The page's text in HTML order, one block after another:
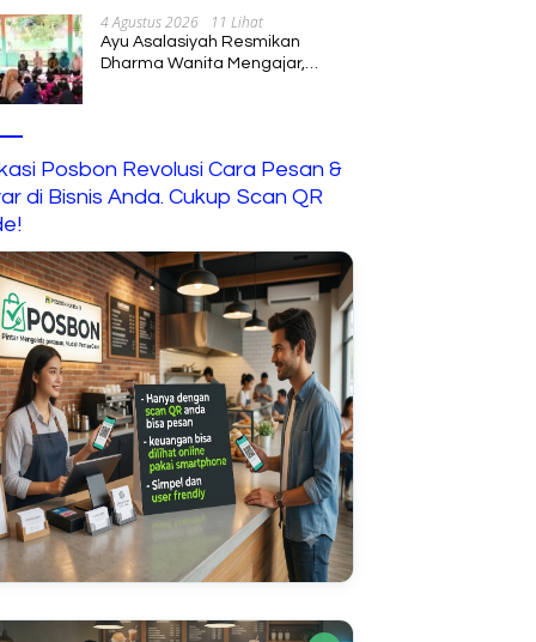
4 Agustus 2026 11 Lihat
Ayu Asalasiyah Resmikan
Dharma Wanita Mengajar,
Posbon Revolusi Cara Pesan &
di Bisnis Anda. Cukup Scan QR